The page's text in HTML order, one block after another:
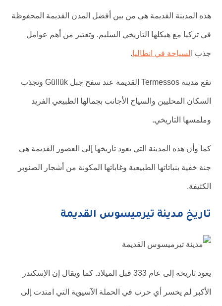
هذه المدينة القديمة هي من بين أفضل المدن القديمة المحفوظة
في تركيا مع هيكلها التاريخي السليم. وتعتبر من أهم عوامل
جذب ا لسياحة في انطاليا.
تقع مدينة Termessos القديمة عند سفح جبل Güllük وتجذب
السكان المحليين والسياح الأجانب بجمالها الطبيعي الفريد
وملمسها التاريخي.
كما وأن هذه المدينة التي يعود تاريخها إلى العصور القديمة هي
جنة خفية بنباتاتها الطبيعية وغاباتها المكونة من أشجار الصنوبر
الكثيفة.
تاريخ مدينة تيرميسوس القديمة
يعود تاريخه إلى عام 333 قبل الميلاد. كما ويقال إن الإسكندر
الأكبر لم يخسر أي حرب في الحملة الآسيوية التي امتدت إلى